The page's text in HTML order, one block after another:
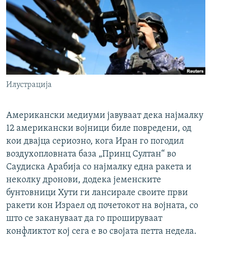
Илустрација
Американски медиуми јавуваат дека најмалку
12 американски војници биле повредени, од
кои двајца сериозно, кога Иран го погодил
воздухопловната база „Принц Султан“ во
Саудиска Арабија со најмалку една ракета и
неколку дронови, додека јеменските
бунтовници Хути ги лансирале своите први
ракети кон Израел од почетокот на војната, со
што се закануваат да го прошируваат
конфликтот кој сега е во својата петта недела.